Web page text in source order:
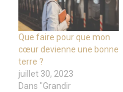
Que faire pour que mon
cœur devienne une bonne
terre ?
juillet 30, 2023
Dans "Grandir